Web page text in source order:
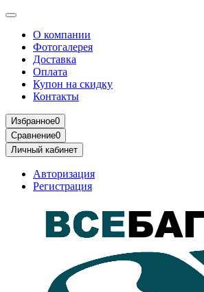
О компании
Фотогалерея
Доставка
Оплата
Купон на скидку
Контакты
Избранное0
Сравнение0
Личный кабинет
Авторизация
Регистрация